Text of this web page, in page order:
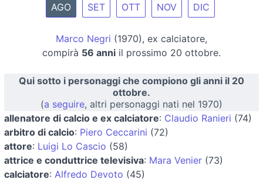
AGO
SET OTT NOV DIC
Marco Negri (1970), ex calciatore,
compirà 56 anni il prossimo 20 ottobre.
Qui sotto i personaggi che compiono gli anni il 20
ottobre.
(a seguire, altri personaggi nati nel 1970)
allenatore di calcio e ex calciatore: Claudio Ranieri (74)
arbitro di calcio: Piero Ceccarini (72)
attore: Luigi Lo Cascio (58)
attrice e conduttrice televisiva: Mara Venier (73)
calciatore: Alfredo Devoto (45)